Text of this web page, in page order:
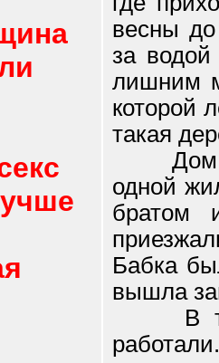
весны до
за
лишним
которой
такая
Дом
одной
братом
Бабка
вышла
В то